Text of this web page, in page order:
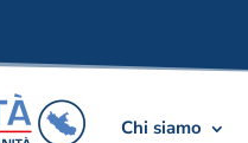
Chi siamo